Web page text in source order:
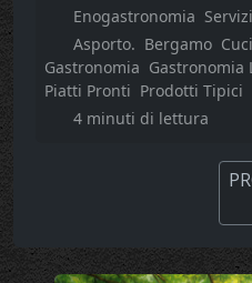
Enogastronomia Servizi
Asporto. Bergamo
Gastronomia Gastronomia
Piatti Pronti Prodotti Tipici
4 minuti di lettura